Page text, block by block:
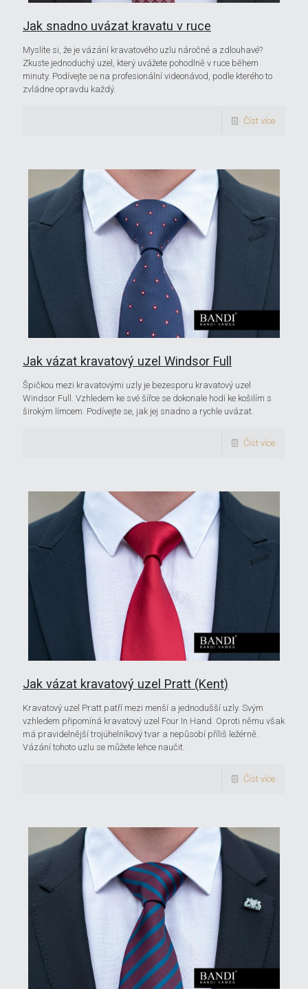
Jak snadno uvázat kravatu v ruce
Myslíte si, že je vázání kravatového uzlu náročné a zdlouhavé?
Zkuste jednoduchý uzel, který uvážete pohodlně v ruce během
minuty. Podívejte se na profesionální videonávod, podle kterého to
zvládne opravdu každý.
Číst více
Jak vázat kravatový uzel Windsor Full
Špičkou mezi kravatovými uzly je bezesporu kravatový uzel
Windsor Full. Vzhledem ke své šířce se dokonale hodí ke košilím s
širokým límcem. Podívejte se, jak jej snadno a rychle uvázat.
Číst více
Jak vázat kravatový uzel Pratt (Kent)
Kravatový uzel Pratt patří mezi menší a jednodušší uzly. Svým
vzhledem připomíná kravatový uzel Four In Hand. Oproti němu však
má pravidelnější trojúhelníkový tvar a nepůsobí příliš ležérně.
Vázání tohoto uzlu se můžete lehce naučit.
Číst více